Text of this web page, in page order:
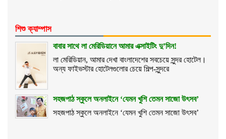
শিশু ক্যাম্পাস
বাবার সাথে লা মেরিডিয়ানে আমার এক্সাইটিং দু’দিন!
লা মেরিডিয়ান, আমার দেখা বাংলাদেশের সবচেয়ে সুন্দর হোটেল।
অন্য ফাইভস্টার হোটেলগুলোর চেয়ে শিল্প-সুন্দরে
সহজপাঠ স্কুলে অনলাইনে ‘যেমন খুশি তেমন সাজো উৎসব’
সহজপাঠ স্কুলে অনলাইনে ‘যেমন খুশি তেমন সাজো উৎসব’